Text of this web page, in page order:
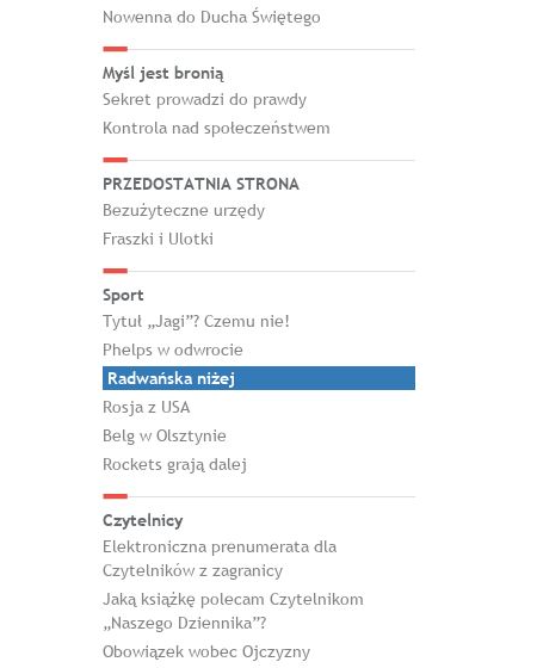
Nowenna do Ducha Świętego
Myśl jest bronią
Sekret prowadzi do prawdy
Kontrola nad społeczeństwem
PRZEDOSTATNIA STRONA
Bezużyteczne urzędy
Fraszki i Ulotki
Sport
Tytuł „Jagi”? Czemu nie!
Phelps w odwrocie
Radwańska niżej
Rosja z USA
Belg w Olsztynie
Rockets grają dalej
Czytelnicy
Elektroniczna prenumerata dla
Czytelników z zagranicy
Jaką książkę polecam Czytelnikom
„Naszego Dziennika”?
Obowiązek wobec Ojczyzny